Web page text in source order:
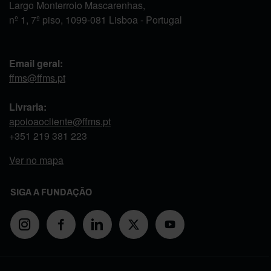
Largo Monterroio Mascarenhas,
nº 1, 7º piso, 1099-081 Lisboa - Portugal
Email geral:
ffms@ffms.pt
Livraria:
apoioaocliente@ffms.pt
+351 219 381 223
Ver no mapa
SIGA A FUNDAÇÃO